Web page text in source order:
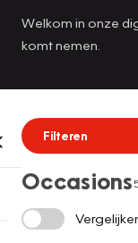
Welkom in onze
komt nemen.
Filteren
Occasions